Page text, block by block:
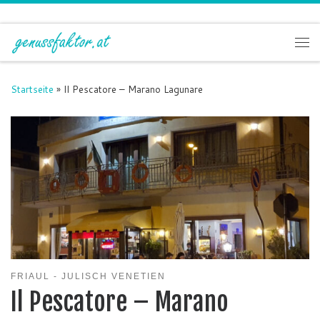
Zum Inhalt springen
Startseite » Il Pescatore – Marano Lagunare
FRIAUL - JULISCH VENETIEN
Il Pescatore – Marano